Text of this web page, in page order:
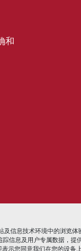
信息技术环境中的浏览
信息及用户专属数据，提
示您同意我们在您的设
和